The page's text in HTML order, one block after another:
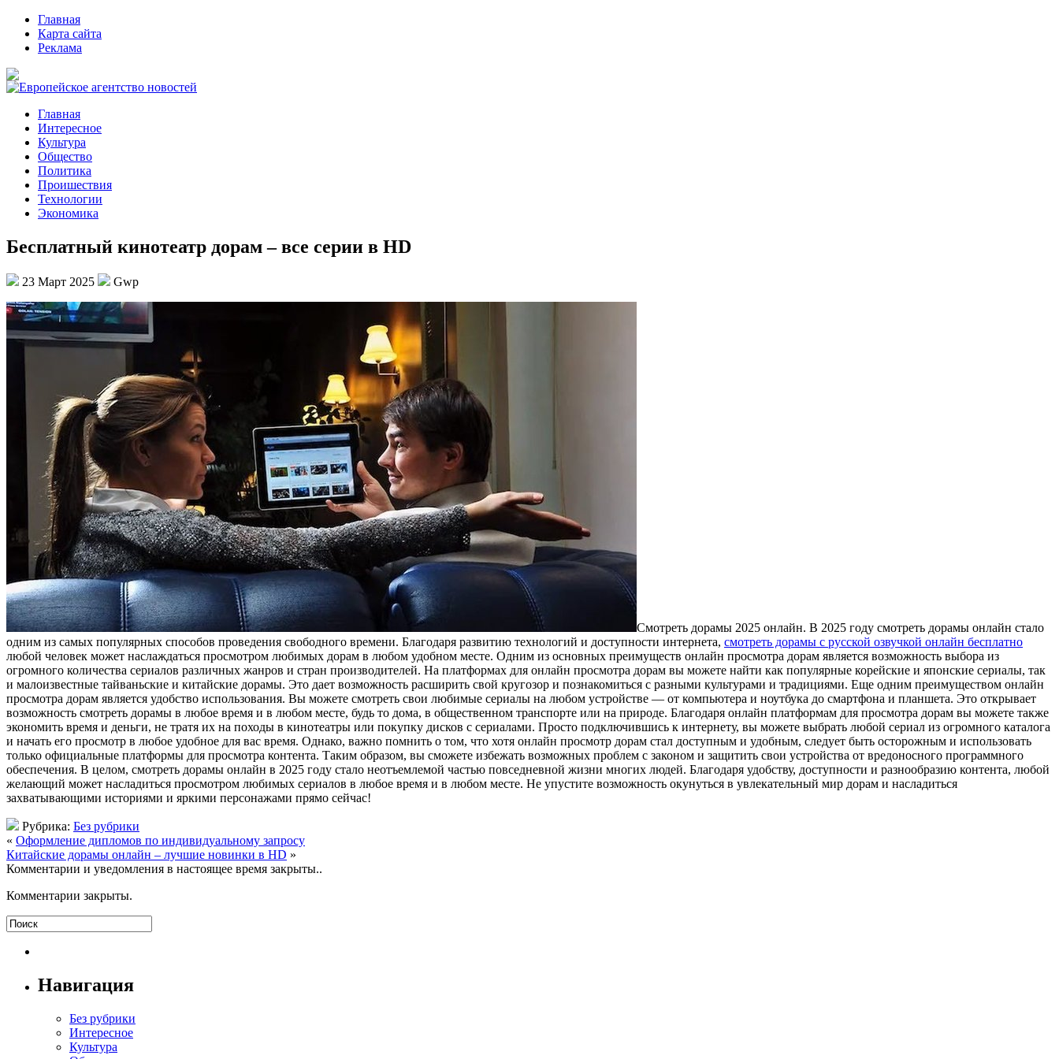
Главная
Карта сайта
Реклама
Главная
Интересное
Культура
Общество
Политика
Проишествия
Технологии
Экономика
Бесплатный кинотеатр дорам – все серии в HD
23 Март 2025 Gwp
Смoтрeть дoрaмы 2025 oнлaйн. В 2025 году смотреть дорамы онлайн стало
одним из самых популярных способов проведения свободного времени. Благодаря развитию технологий и доступности интернета, смотреть дорамы с русской озвучкой онлайн бесплатно
любой человек может наслаждаться просмотром любимых дорам в любом удобном месте. Одним из основных преимуществ онлайн просмотра дорам является возможность выбора из
огромного количества сериалов различных жанров и стран производителей. На платформах для онлайн просмотра дорам вы можете найти как популярные корейские и японские сериалы, так
и малоизвестные тайваньские и китайские дорамы. Это дает возможность расширить свой кругозор и познакомиться с разными культурами и традициями. Еще одним преимуществом онлайн
просмотра дорам является удобство использования. Вы можете смотреть свои любимые сериалы на любом устройстве — от компьютера и ноутбука до смартфона и планшета. Это открывает
возможность смотреть дорамы в любое время и в любом месте, будь то дома, в общественном транспорте или на природе. Благодаря онлайн платформам для просмотра дорам вы можете также
экономить время и деньги, не тратя их на походы в кинотеатры или покупку дисков с сериалами. Просто подключившись к интернету, вы можете выбрать любой сериал из огромного каталога
и начать его просмотр в любое удобное для вас время. Однако, важно помнить о том, что хотя онлайн просмотр дорам стал доступным и удобным, следует быть осторожным и использовать
только официальные платформы для просмотра контента. Таким образом, вы сможете избежать возможных проблем с законом и защитить свои устройства от вредоносного программного
обеспечения. В целом, смотреть дорамы онлайн в 2025 году стало неотъемлемой частью повседневной жизни многих людей. Благодаря удобству, доступности и разнообразию контента, любой
желающий может насладиться просмотром любимых сериалов в любое время и в любом месте. Не упустите возможность окунуться в увлекательный мир дорам и насладиться
захватывающими историями и яркими персонажами прямо сейчас!
Рубрика: Без рубрики
« Оформление дипломов по индивидуальному запросу
Китайские дорамы онлайн – лучшие новинки в HD »
Комментарии и уведомления в настоящее время закрыты..
Комментарии закрыты.
Навигация
Без рубрики
Интересное
Культура